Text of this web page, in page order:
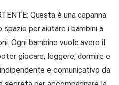
Questa è una capanna
per aiutare i bambini a
Ogni bambino vuole avere il
giocare, leggere, dormire e
e comunicativo da